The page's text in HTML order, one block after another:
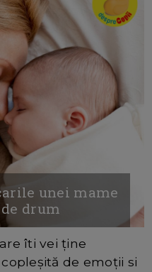
unei mame
drum
îti vei ține
de emoții si